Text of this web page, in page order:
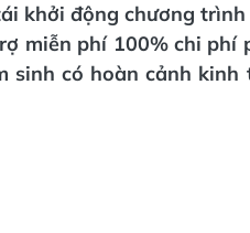
khởi động chương
miễn phí 100% chi
sinh có hoàn cảnh